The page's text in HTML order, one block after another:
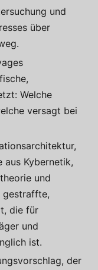
und
über
Welche
versagt bei
Kybernetik,
und
gestraffte,
die für
und
ist.
der